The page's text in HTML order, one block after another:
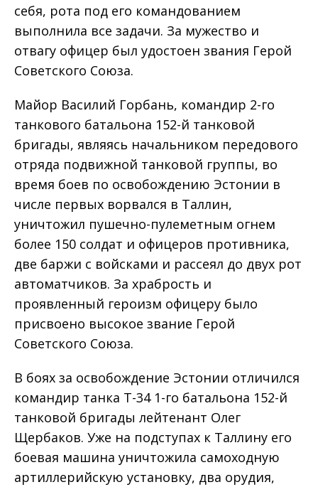
себя, рота под его командованием
выполнила все задачи. За мужество и
отвагу офицер был удостоен звания Герой
Советского Союза.
Майор Василий Горбань, командир 2-го
танкового батальона 152-й танковой
бригады, являясь начальником передового
отряда подвижной танковой группы, во
время боев по освобождению Эстонии в
числе первых ворвался в Таллин,
уничтожил пушечно-пулеметным огнем
более 150 солдат и офицеров противника,
две баржи с войсками и рассеял до двух рот
автоматчиков. За храбрость и
проявленный героизм офицеру было
присвоено высокое звание Герой
Советского Союза.
В боях за освобождение Эстонии отличился
командир танка Т-34 1-го батальона 152-й
танковой бригады лейтенант Олег
Щербаков. Уже на подступах к Таллину его
боевая машина уничтожила самоходную
артиллерийскую установку, два орудия,